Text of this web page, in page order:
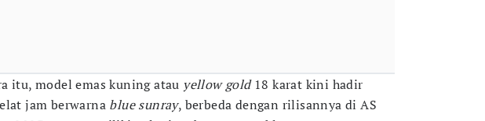
itu, model emas kuning atau yellow gold 18 karat kini hadir
jam berwarna blue sunray, berbeda dengan rilisannya di AS